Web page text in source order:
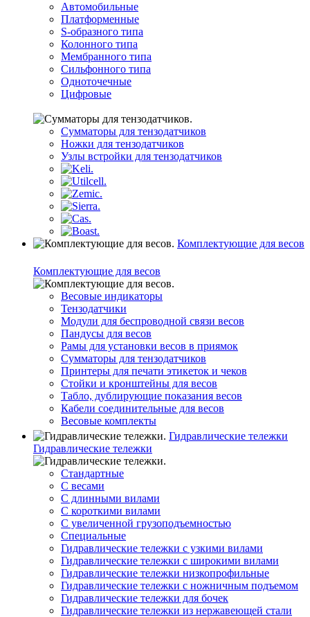
Автомобильные
Платформенные
S-образного типа
Колонного типа
Мембранного типа
Сильфонного типа
Одноточечные
Цифровые
Сумматоры для тензодатчиков
Ножки для тензодатчиков
Узлы встройки для тензодатчиков
Комплектующие для весов
Комплектующие для весов
Весовые индикаторы
Тензодатчики
Модули для беспроводной связи весов
Пандусы для весов
Рамы для установки весов в приямок
Сумматоры для тензодатчиков
Принтеры для печати этикеток и чеков
Стойки и кронштейны для весов
Табло, дублирующие показания весов
Кабели соединительные для весов
Весовые комплекты
Гидравлические тележки
Гидравлические тележки
Стандартные
С весами
С длинными вилами
С короткими вилами
С увеличенной грузоподъемностью
Специальные
Гидравлические тележки с узкими вилами
Гидравлические тележки с широкими вилами
Гидравлические тележки низкопрофильные
Гидравлические тележки с ножничным подъемом
Гидравлические тележки для бочек
Гидравлические тележки из нержавеющей стали